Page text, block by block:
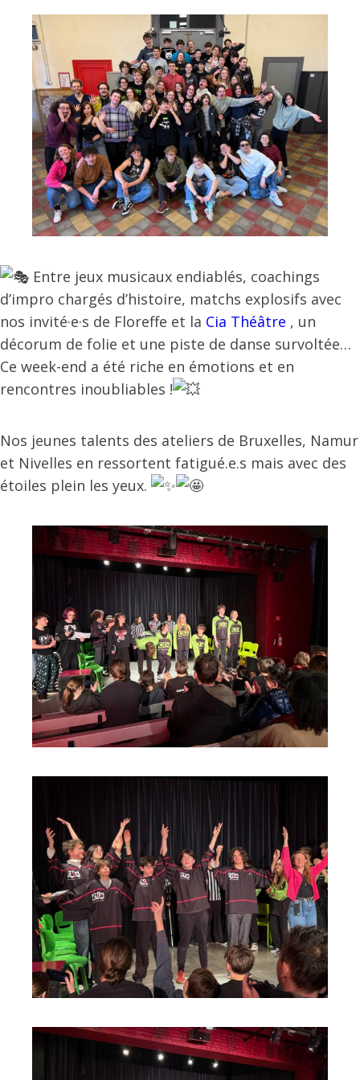
Entre jeux musicaux endiablés, coachings
d’impro chargés d’histoire, matchs explosifs avec
nos invité·e·s de Floreffe et la Cia Théâtre , un
décorum de folie et une piste de danse survoltée…
Ce week-end a été riche en émotions et en
rencontres inoubliables !
Nos jeunes talents des ateliers de Bruxelles, Namur
et Nivelles en ressortent fatigué.e.s mais avec des
étoiles plein les yeux.